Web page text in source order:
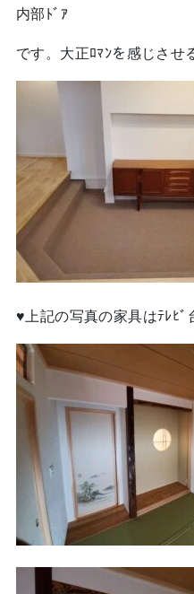
内部ﾄﾞｱ
です。大正ﾛﾏﾝを感じさせ
♥上記の写真の家具はﾃﾚﾋﾞ